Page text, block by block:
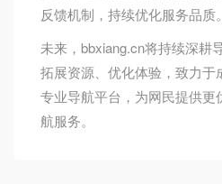
反馈机制，持续优化服务品质。
未来，bbxiang.cn将持续深耕
拓展资源、优化体验，致力于
专业导航平台，为网民提供更
航服务。